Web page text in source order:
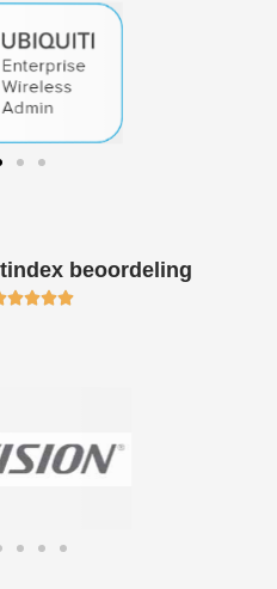
beoordeling
Waardering